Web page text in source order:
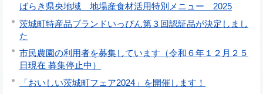
ばらき県央地域 地場産食材活用特別メニュー 2025
茨城町特産品ブランドいっぴん第３回認証品が決定しまし
た
市民農園の利用者を募集しています（令和６年１２月２５
日現在 募集停止中）
「おいしい茨城町フェア2024」を開催します！